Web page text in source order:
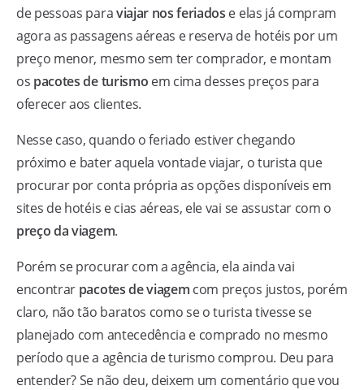
de pessoas paraviajar nos feriados e elas já compram
agora as passagens aéreas e reserva de hotéis por um
preço menor, mesmo sem ter comprador, e montam
os pacotes de turismo em cima desses preços para
oferecer aos clientes.
Nesse caso, quando o feriado estiver chegando
próximo e bater aquela vontade viajar, o turista que
procurar por conta própria as opções disponíveis em
sites de hotéis e cias aéreas, ele vai se assustar com o
preço da viagem.
Porém se procurar com a agência, ela ainda vai
encontrar pacotes de viagem com preços justos, porém
claro, não tão baratos como se o turista tivesse se
planejado com antecedência e comprado no mesmo
período que a agência de turismo comprou. Deu para
entender? Se não deu, deixem um comentário que vou